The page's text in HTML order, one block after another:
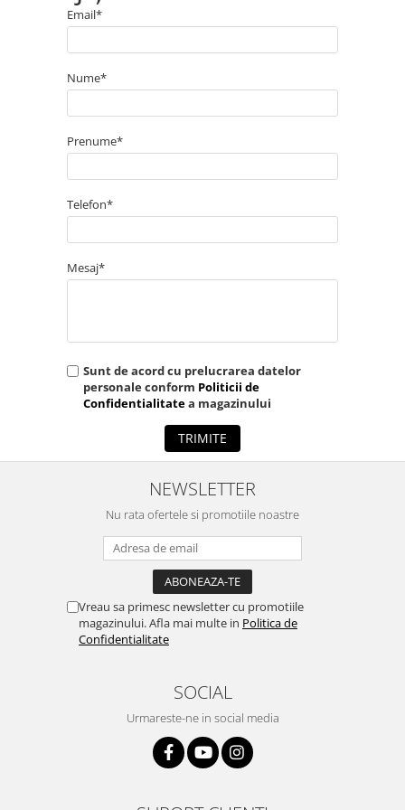
Alegeți ușile de exterior din lemn triplustratificat pentru a
vă bucura de o intrare elegantă, sigură și confortabilă în
casa dumneavoastră!
Email*
Nume*
Prenume*
Telefon*
Mesaj*
Sunt de acord cu prelucrarea datelor
personale conform Politicii de
Confidentialitatea magazinului
TRIMITE
NEWSLETTER
Nu rata ofertele si promotiile noastre
Vreau sa primesc newsletter cu promotiile
magazinului. Afla mai multe in Politica de
Confidentialitate
SOCIAL
Urmareste-ne in social media